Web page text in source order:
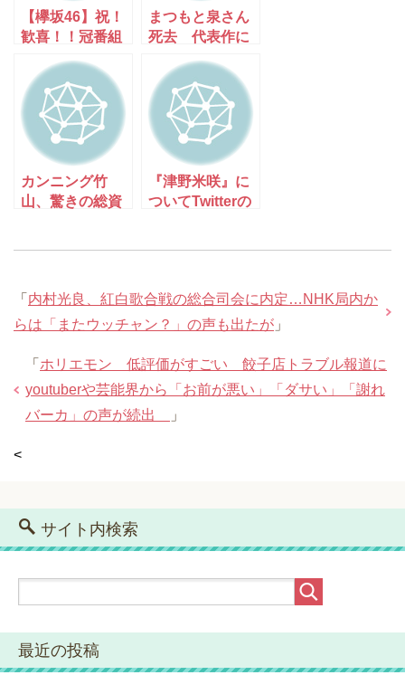
【欅坂46】祝！
歓喜！！冠番組
が無事・継続決
定！
まつもと泉さん
死去 代表作に
『きまぐれオレ
ンジロード』享
年61歳。Twitter
の反応。
カンニング竹
山、驚きの総資
『津野米咲』に
ついてTwitterの
「 内村光良、紅白歌合戦の総合司会に内定…NHK局内か
らは「またウッチャン？」の声も出たが 」
「 ホリエモン 低評価がすごい 餃子店トラブル報道に
youtuberや芸能界から「お前が悪い」「ダサい」「謝れ
バーカ」の声が続出
」
<
サイト内検索
最近の投稿